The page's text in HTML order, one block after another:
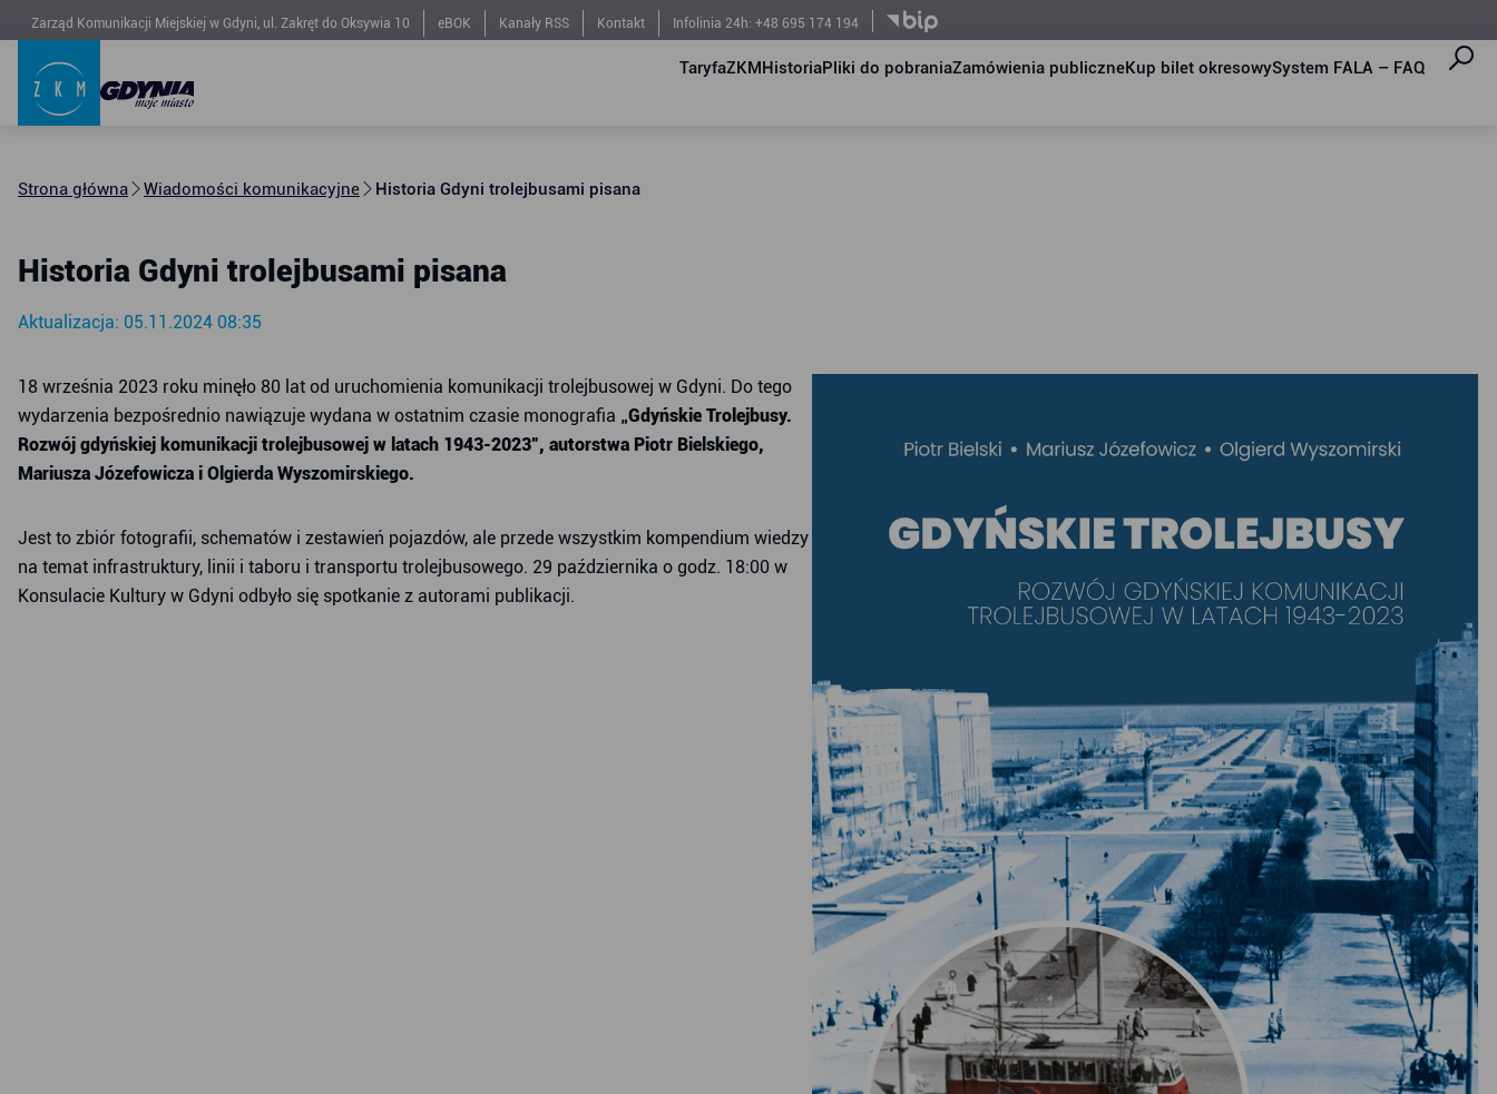
Zarząd Komunikacji Miejskiej w Gdyni, ul. Zakręt do Oksywia 10 eBOK Kanały RSS Kontakt Infolinia 24h: +48 695 174 194
TaryfaZKMHistoriaPliki do pobraniaZamówienia publiczneKup bilet okresowySystem FALA – FAQ
Strona główna Wiadomości komunikacyjne Historia Gdyni trolejbusami pisana
Historia Gdyni trolejbusami pisana
Aktualizacja: 05.11.2024 08:35
18 września 2023 roku minęło 80 lat od uruchomienia komunikacji trolejbusowej w Gdyni. Do tego
wydarzenia bezpośrednio nawiązuje wydana w ostatnim czasie monografia „Gdyńskie Trolejbusy.
Rozwój gdyńskiej komunikacji trolejbusowej w latach 1943-2023”, autorstwa Piotr Bielskiego,
Mariusza Józefowicza i Olgierda Wyszomirskiego.
Jest to zbiór fotografii, schematów i zestawień pojazdów, ale przede wszystkim kompendium wiedzy
na temat infrastruktury, linii i taboru i transportu trolejbusowego. 29 października o godz. 18:00 w
Konsulacie Kultury w Gdyni odbyło się spotkanie z autorami publikacji.